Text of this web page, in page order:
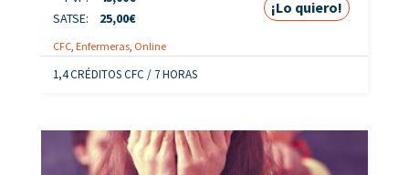
SATSE:
25,00€
¡Lo quiero!
CFC, Enfermeras, Online
1,4 CRÉDITOS CFC / 7 HORAS